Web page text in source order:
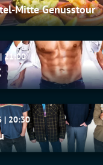
Mitte Genusstour
21:00
| 20:30